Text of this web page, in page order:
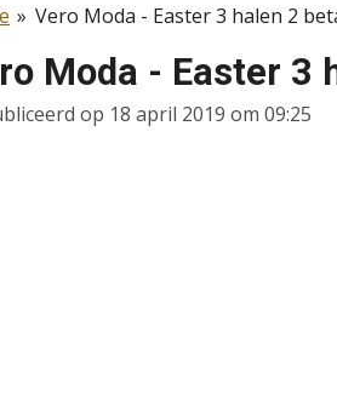
» Vero Moda - Easter 3 halen 2
Moda - Easter 3
op 18 april 2019 om 09:25